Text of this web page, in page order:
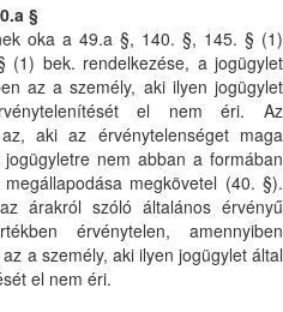
§
oka a 49.a §, 140. §, 145. § (1)
bek. rendelkezése, a jogügylet
az a személy, aki ilyen jogügylet
el nem éri. Az
aki az érvénytelenséget maga
nem abban a formában
megkövetel (40. §).
árakról szóló általános érvényű
érvénytelen, amennyiben
a személy, aki ilyen jogügylet által
el nem éri.